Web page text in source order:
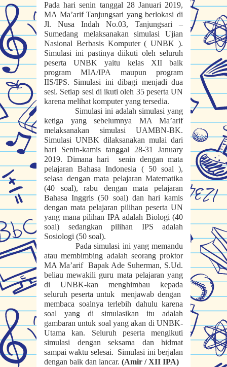
Pada hari senin tanggal 28 Januari 2019,
MA Ma’arif Tanjungsari yang berlokasi di
Jl. Nusa Indah No.03, Tanjungsari –
Sumedang melaksanakan simulasi Ujian
Nasional Berbasis Komputer ( UNBK ).
Simulasi ini pastinya diikuti oleh seluruh
peserta UNBK yaitu kelas XII baik
program MIA/IPA maupun program
IIS/IPS. Simulasi ini dibagi menjadi dua
sesi. Setiap sesi di ikuti oleh 35 peserta UN
karena melihat komputer yang tersedia.
Simulasi ini adalah simulasi yang
ketiga yang sebelumnya MA Ma’arif
melaksanakan simulasi UAMBN-BK.
Simulasi UNBK dilaksanakan mulai dari
hari Senin-kamis tanggal 28-31 January
2019. Dimana hari
senin dengan mata
pelajaran Bahasa Indonesia ( 50 soal ),
selasa dengan mata pelajaran Matematika
(40 soal), rabu dengan mata pelajaran
Bahasa Inggris (50 soal) dan hari kamis
dengan mata pelajaran pilihan peserta UN
yang mana pilihan IPA adalah Biologi (40
soal) sedangkan pilihan IPS adalah
Sosiologi (50 soal).
Pada simulasi ini yang memandu
atau membimbing adalah seorang proktor
MA Ma’arif Bapak Ade Suherman, S.Ud.
beliau mewakili guru mata pelajaran yang
di UNBK-kan menghimbau kepada
seluruh peserta untuk menjawab dengan
membaca soalnya terlebih dahulu karena
soal yang di simulasikan itu adalah
gambaran untuk soal yang akan di UNBK-
Utama kan. Seluruh peserta mengikuti
simulasi dengan seksama dan hidmat
sampai waktu selesai. Simulasi ini berjalan
dengan baik dan lancar. (Amir / XII IPA)